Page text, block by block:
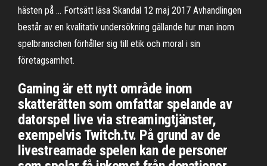
hästen på … Fortsätt läsa Skandal 12 maj 2017 Avhandlingen
består av en kvalitativ undersökning gällande hur man inom
spelbranschen förhåller sig till etik och moral i sin
företagsamhet.
Gaming är ett nytt område inom
skatterätten som omfattar spelande av
datorspel live via streamingtjänster,
exempelvis Twitch.tv. På grund av de
livestreamade spelen kan de personer